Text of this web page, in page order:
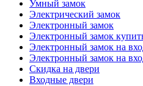
Умный замок
Электрический замок
Электронный замок
Электронный замок
Электронный замок на
Электронный замок на
Скидка на двери
Входные двери